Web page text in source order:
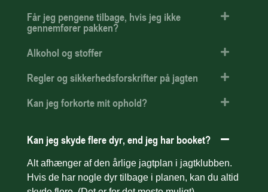
Får jeg pengene tilbage, hvis jeg ikke
gennemfører pakken?
Alkohol og stoffer
Regler og sikkerhedsforskrifter på jagten
Kan jeg forkorte mit ophold?
Kan jeg skyde flere dyr, end jeg har booket?
Alt afhænger af den årlige jagtplan i jagtklubben.
Hvis de har nogle dyr tilbage i planen, kan du altid